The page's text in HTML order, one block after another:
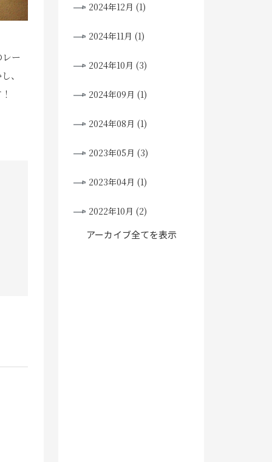
ー
、
2024年12月 (1)
2024年11月 (1)
2024年10月 (3)
2024年09月 (1)
2024年08月 (1)
2023年05月 (3)
2023年04月 (1)
2022年10月 (2)
アーカイブ全てを表示